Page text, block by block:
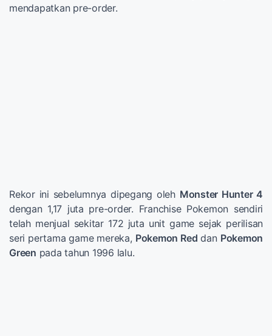
mendapatkan pre-order.
Rekor ini sebelumnya dipegang oleh Monster Hunter 4
dengan 1,17 juta pre-order. Franchise Pokemon sendiri
telah menjual sekitar 172 juta unit game sejak perilisan
seri pertama game mereka, Pokemon Red dan Pokemon
Green pada tahun 1996 lalu.